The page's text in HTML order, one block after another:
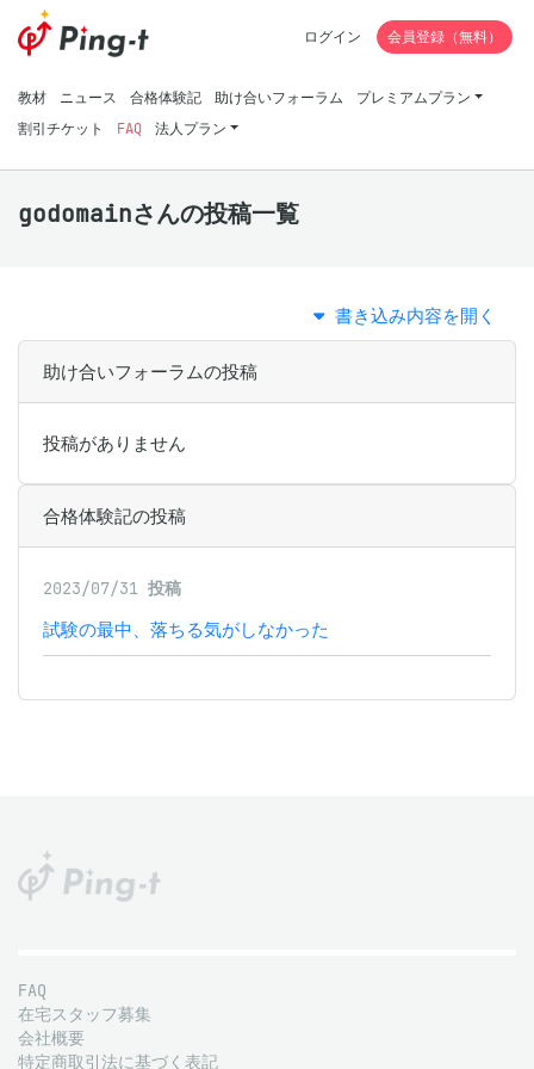
教材 ニュース 合格体験記 助け合いフォーラム
プレミアムプラン
割引チケット
FAQ 法人プラン
ログイン 会員登録（無料）
godomainさんの投稿一覧
書き込み内容を開く
助け合いフォーラムの投稿
投稿がありません
合格体験記の投稿
2023/07/31 投稿
試験の最中、落ちる気がしなかった
FAQ
在宅スタッフ募集
会社概要
特定商取引法に基づく表記